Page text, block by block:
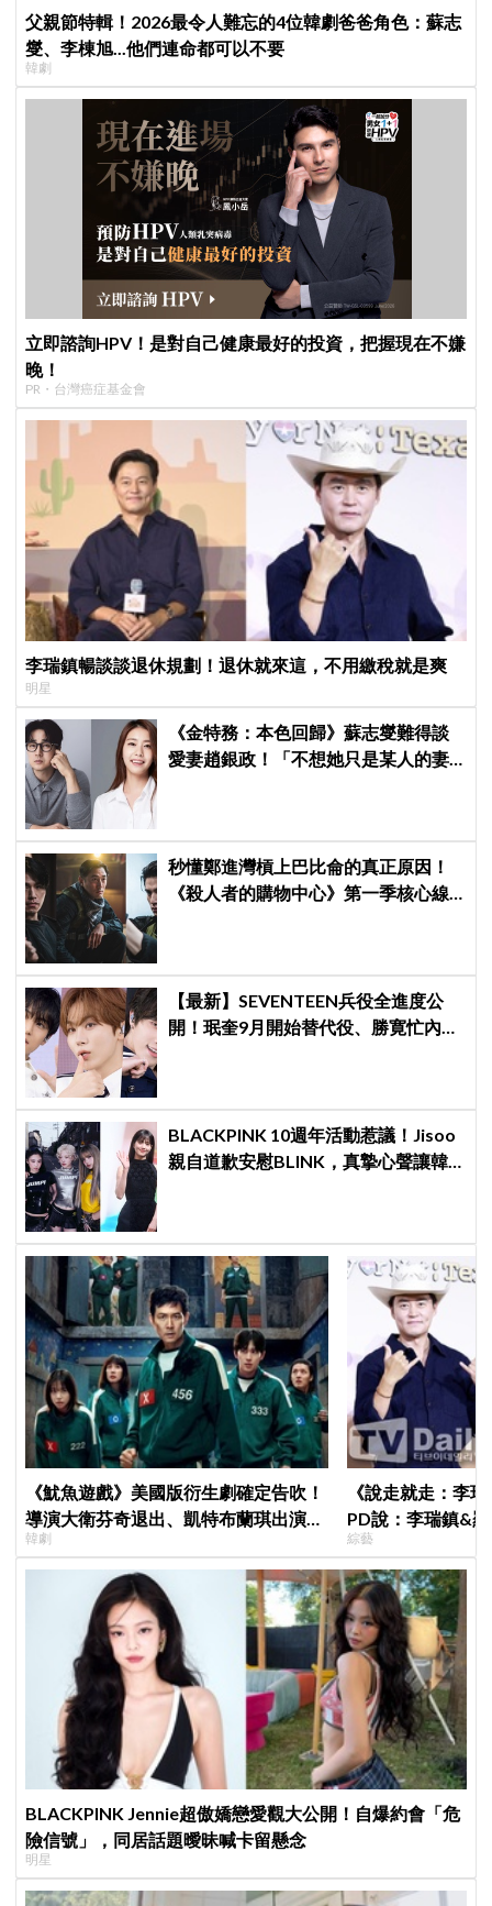
父親節特輯！2026最令人難忘的4位韓劇爸爸角色：蘇志
燮、李棟旭...他們連命都可以不要
韓劇
立即諮詢HPV！是對自己健康最好的投資，把握現在不嫌
晚！
PR・台灣癌症基金會
李瑞鎮暢談談退休規劃！退休就來這，不用繳稅就是爽
明星
《金特務：本色回歸》蘇志燮難得談
愛妻趙銀政！「不想她只是某人的妻
秒懂鄭進灣槓上巴比侖的真正原因！
《殺人者的購物中心》第一季核心線
【最新】SEVENTEEN兵役全進度公
開！珉奎9月開始替代役、勝寛忙內
BLACKPINK 10週年活動惹議！Jisoo
親自道歉安慰BLINK，真摯心聲讓韓
《魷魚遊戲》美國版衍生劇確定告吹！
導演大衛芬奇退出、凱特布蘭琪出演傳
聞也破局
韓劇
《說走就走：李
PD說：李瑞鎮&
劇的男女主角一樣
綜藝
BLACKPINK Jennie超傲嬌戀愛觀大公開！自爆約會「危
險信號」，同居話題曖昧喊卡留懸念
明星